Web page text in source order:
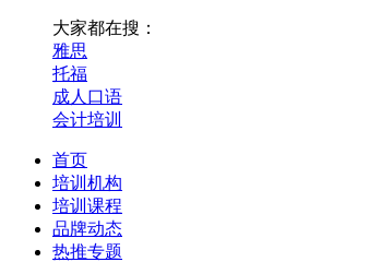
大家都在搜：
雅思
托福
成人口语
会计培训
首页
培训机构
培训课程
品牌动态
热推专题